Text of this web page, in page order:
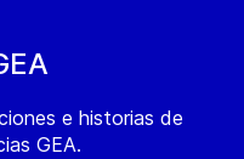
e historias de
GEA.